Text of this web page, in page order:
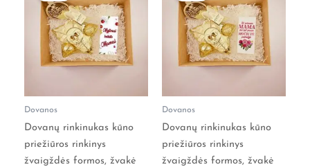
Dovanos
Dovanų rinkinukas kūno
priežiūros rinkinys
žvaigždės formos, žvakė
was:
€21,00.
is:
€15,00.
Dovanos
Dovanų rinkinukas kūno
priežiūros rinkinys
žvaigždės formos, žvakė
was:
€21,00.
is:
€15,00.